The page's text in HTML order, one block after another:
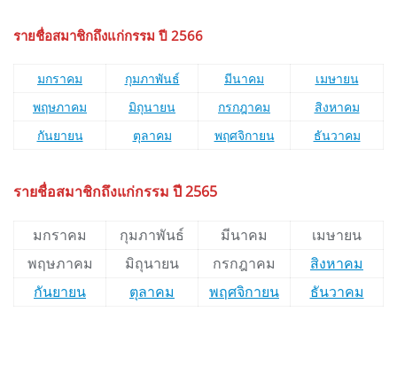
รายชื่อสมาชิกถึงแก่กรรม ปี 2566
มกราคม กุมภาพันธ์ มีนาคม
เมษายน
พฤษภาคม
มิถุนายน กรกฎาคม
สิงหาคม
กันยายน
ตุลาคม พฤศจิกายน ธันวาคม
รายชื่อสมาชิกถึงแก่กรรม ปี 2565
มกราคม กุมภาพันธ์ มีนาคม
เมษายน
พฤษภาคม
มิถุนายน กรกฎาคม
สิงหาคม
กันยายน
ตุลาคม พฤศจิกายน ธันวาคม